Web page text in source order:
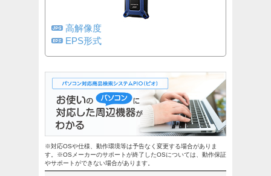
高解像度
EPS形式
※対応OSや仕様、動作環境等は予告なく変更する場合がありま
す。※OSメーカーのサポートが終了したOSについては、動作保証
やサポートができない場合があります。